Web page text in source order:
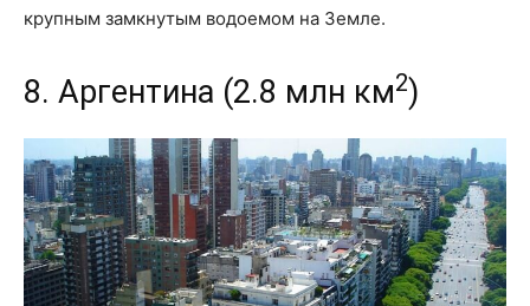
крупным замкнутым водоемом на Земле.
8. Аргентина (2.8 млн км2)